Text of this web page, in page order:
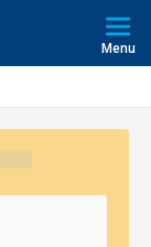
Menu